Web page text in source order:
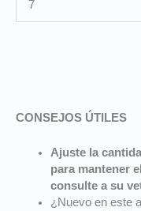
7
CONSEJOS ÚTILES
Ajuste la
para mantener
consulte a su
¿Nuevo en este